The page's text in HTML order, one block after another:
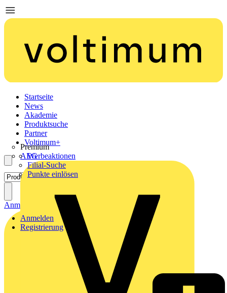
Startseite
News
Akademie
Produktsuche
Partner
Premium
AEG
Voltimum+
Werbeaktionen
Filial-Suche
Punkte einlösen
Anmelden
Registrierung
Anmelden Registrierung